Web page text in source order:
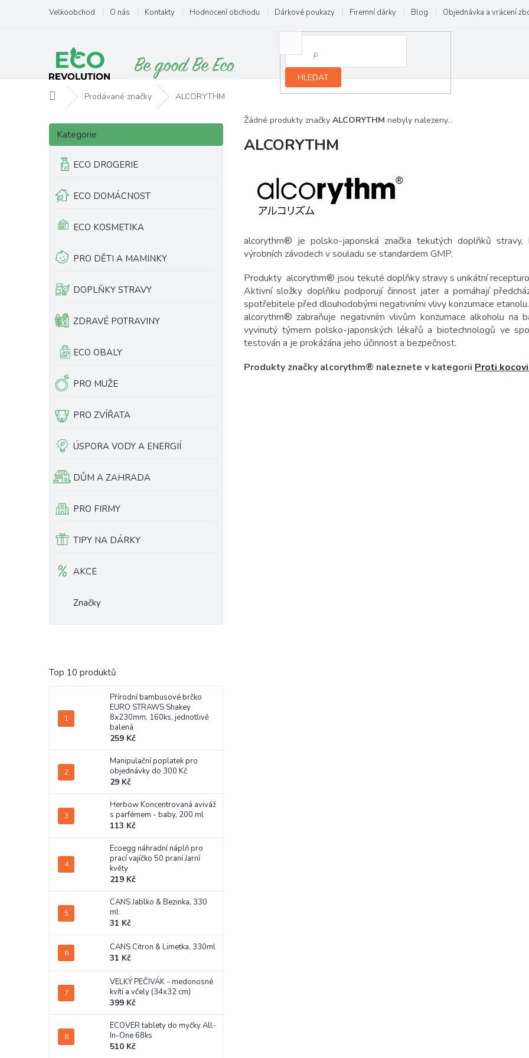
obsah
Velkoobchod O nás Kontakty Hodnocení obchodu Dárkové poukazy Firemní dárky Blog Objednávka a vrácení
HLEDAT
Domů Prodávané značky ALCORYTHM
P
s
n
n
Přeskočit
kategorie
Kategorie
ECO DROGERIE
ECO DOMÁCNOST
ECO KOSMETIKA
PRO DĚTI A MAMINKY
DOPLŇKY STRAVY
ZDRAVÉ POTRAVINY
ECO OBALY
PRO MUŽE
PRO ZVÍŘATA
ÚSPORA VODY A ENERGIÍ
DŮM A ZAHRADA
PRO FIRMY
TIPY NA DÁRKY
AKCE
Značky
Top 10 produktů
Přírodní bambusové brčko
EURO STRAWS Shakey
8x230mm, 160ks, jednotlivě
balená
259 Kč
Manipulační poplatek pro
objednávky do 300 Kč
29 Kč
Herbow Koncentrovaná aviváž
s parfémem - baby, 200 ml
113 Kč
Ecoegg náhradní náplň pro
prací vajíčko 50 praní Jarní
květy
219 Kč
CANS Jablko & Bezinka, 330
ml
31 Kč
CANS Citron & Limetka, 330ml
31 Kč
VELKÝ PEČIVÁK - medonosné
kvítí a včely (34x32 cm)
399 Kč
ECOVER tablety do myčky All-
In-One 68ks
510 Kč
ALCORYTHM
alcorythm® je polsko-japonská značka tekutých doplňků
výrobních závodech v souladu se standardem GMP.
Produkty alcorythm® jsou tekuté doplňky stravy s unikátní
Aktivní složky doplňku podporují činnost jater a pomáhají
spotřebitele před dlouhodobými negativními vlivy konzumace etanolu.
alcorythm® zabraňuje negativním vlivům konzumace alkoholu
vyvinutý týmem polsko-japonských lékařů a biotechnologů ve
testován a je prokázána jeho účinnost a bezpečnost.
Produkty značky alcorythm® naleznete v kategorii Proti
Žádné produkty značky ALCORYTHM nebyly nalezeny...